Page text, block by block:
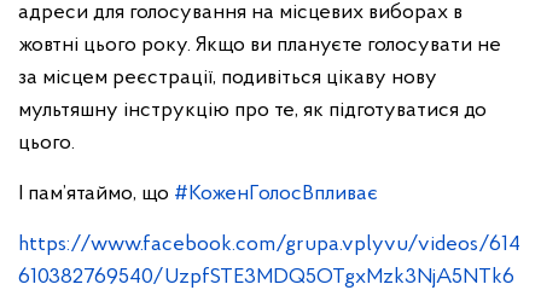
адреси для голосування на місцевих виборах в
жовтні цього року. Якщо ви плануєте голосувати не
за місцем реєстрації, подивіться цікаву нову
мультяшну інструкцію про те, як підготуватися до
цього.
І пам’ятаймо, що #КоженГолосВпливає
https://www.facebook.com/grupa.vplyvu/videos/614
610382769540/UzpfSTE3MDQ5OTgxMzk3NjA5NTk6